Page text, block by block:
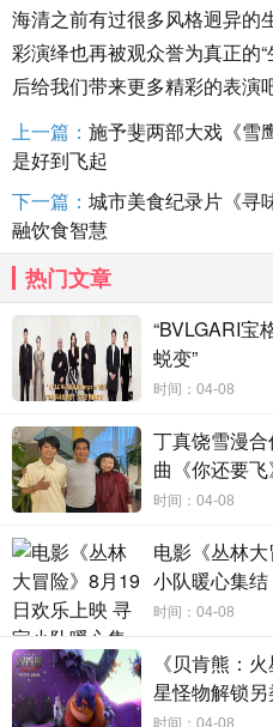
海清之前有过很多风格迥异的
彩演绎也再被观众誉为真正的
后给我们带来更多精彩的表演
上一篇： 施予斐两部大戏《雪
是好到飞起
下一篇： 城市美食纪录片《寻
融饮食智慧
热门文章
“BVLGARI宝
蜕变”
时间：04-08
丁真饶雪漫
曲《你还要
时间：04-08
电影《丛林
小队暖心集结
时间：04-08
《贝肯熊：
星怪物解锁
时间：04-08